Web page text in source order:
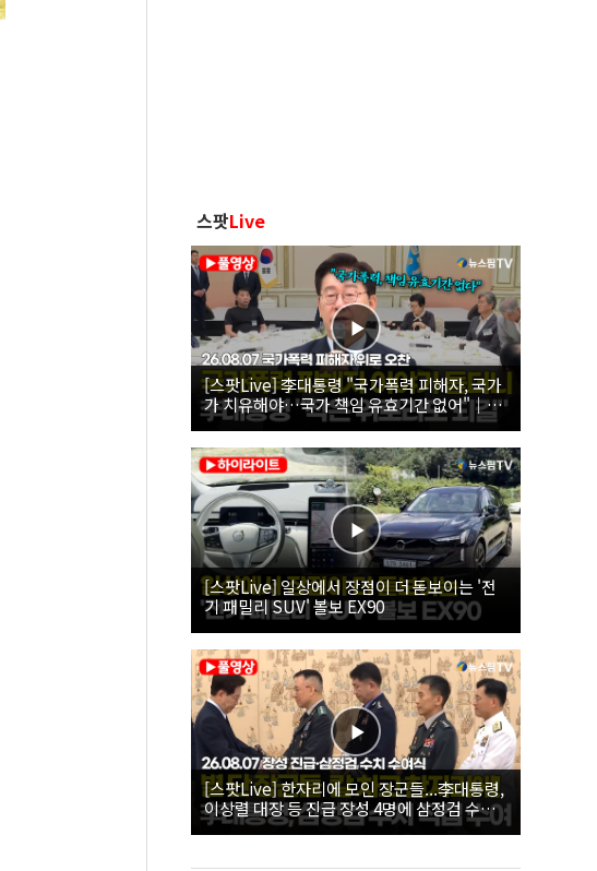
스팟Live
[스팟Live] 李대통령 "국가폭력 피해자, 국가
가 치유해야…국가 책임 유효기간 없어"｜
26.08.07 국가폭력 피해자 위로 오찬
[스팟Live] 일상에서 장점이 더 돋보이는 '전
기 패밀리 SUV' 볼보 EX90
[스팟Live] 한자리에 모인 장군들...李대통령,
이상렬 대장 등 진급 장성 4명에 삼정검 수치
직접 수여｜26.08.07 장성 진급·삼정검 수치